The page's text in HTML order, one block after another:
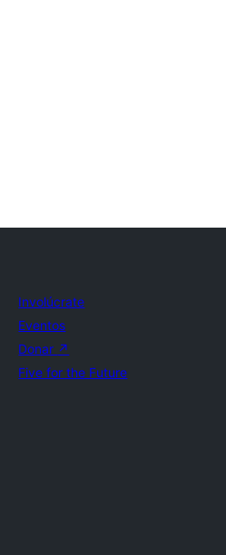
Involúcrate
Eventos
Donar ↗
Five for the Future